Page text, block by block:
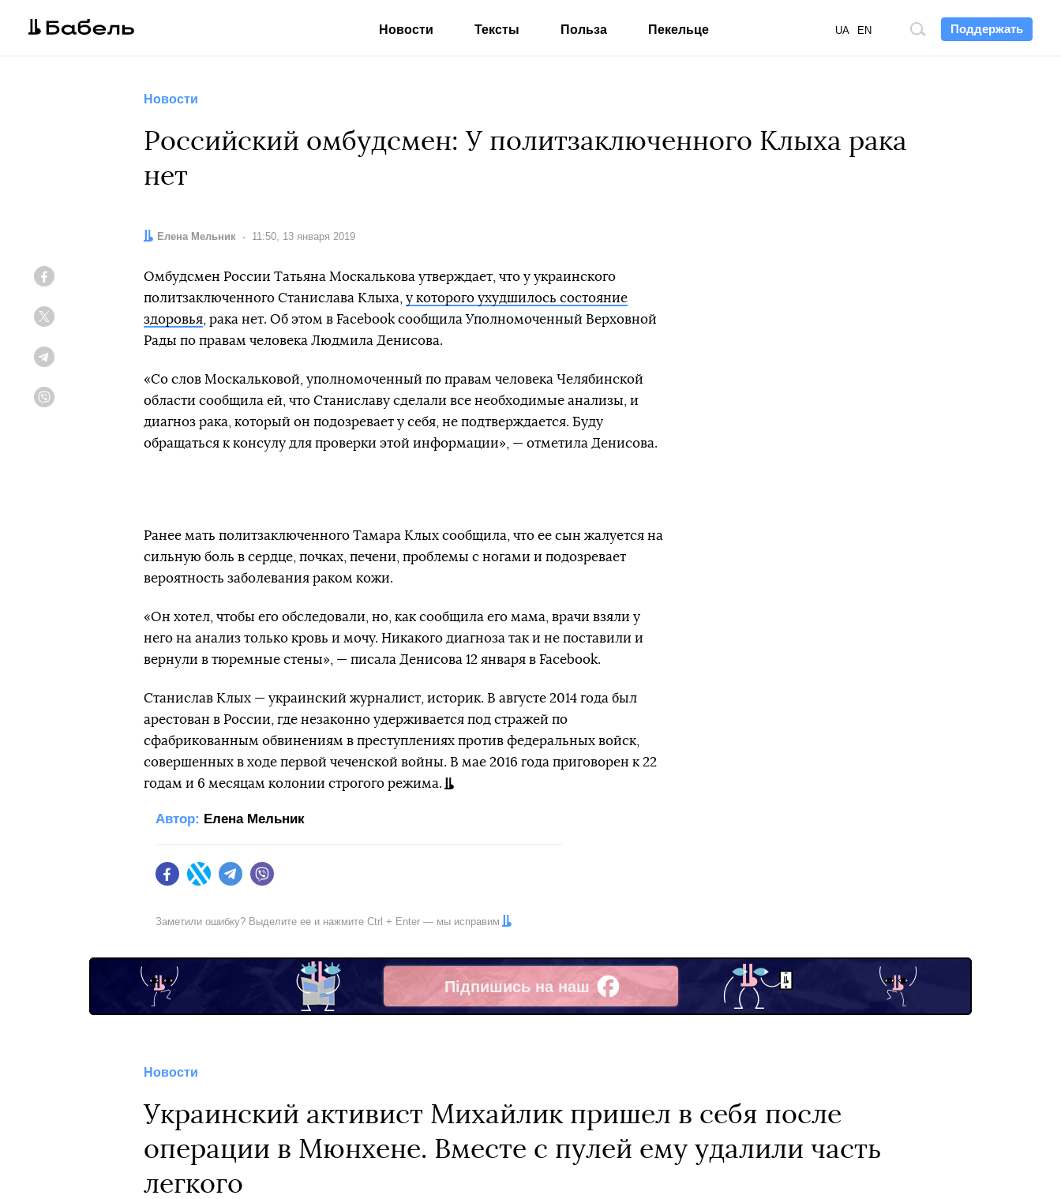
Поддержать
Поиск
UA EN
Новости Тексты Польза Пекельце
Новости
Российский омбудсмен: У политзаключенного Клыха рака
нет
Автор:
Елена Мельник Дата:
11:50, 13 января 2019
Омбудсмен России Татьяна Москалькова утверждает, что у украинского
политзаключенного Станислава Клыха, у которого ухудшилось состояние
здоровья , рака нет. Об этом в Facebook сообщила Уполномоченный Верховной
Рады по правам человека Людмила Денисова.
«Со слов Москальковой, уполномоченный по правам человека Челябинской
области сообщила ей, что Станиславу сделали все необходимые анализы, и
диагноз рака, который он подозревает у себя, не подтверждается. Буду
обращаться к консулу для проверки этой информации», — отметила Денисова.
Ранее мать политзаключенного Тамара Клых сообщила, что ее сын жалуется на
сильную боль в сердце, почках, печени, проблемы с ногами и подозревает
вероятность заболевания раком кожи.
«Он хотел, чтобы его обследовали, но, как сообщила его мама, врачи взяли у
него на анализ только кровь и мочу. Никакого диагноза так и не поставили и
вернули в тюремные стены», — писала Денисова 12 января в Facebook.
Станислав Клых — украинский журналист, историк. В августе 2014 года был
арестован в России, где незаконно удерживается под стражей по
сфабрикованным обвинениям в преступлениях против федеральных войск,
совершенных в ходе первой чеченской войны. В мае 2016 года приговорен к 22
годам и 6 месяцам колонии строгого режима.
Автор: Елена Мельник
FacebookTwitter Telegram
Заметили ошибку? Выделите ее и нажмите Ctrl + Enter — мы исправим
Підпишись на наш
Facebook
Новости
Украинский активист Михайлик пришел в себя после
операции в Мюнхене. Вместе с пулей ему удалили часть
легкого